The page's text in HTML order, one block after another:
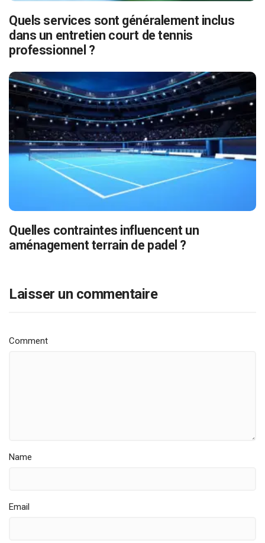
Quels services sont généralement inclus
dans un entretien court de tennis
professionnel ?
Quelles contraintes influencent un
aménagement terrain de padel ?
Laisser un commentaire
Comment
Name
Email